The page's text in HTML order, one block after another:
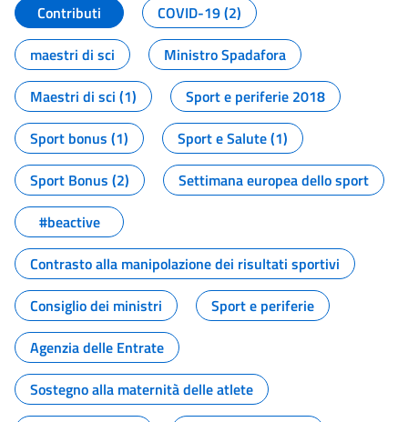
Contributi
COVID-19 (2)
maestri di sci
Ministro Spadafora
Maestri di sci (1)
Sport e periferie 2018
Sport bonus (1)
Sport e Salute (1)
Sport Bonus (2)
Settimana europea dello sport
#beactive
Contrasto alla manipolazione dei risultati sportivi
Consiglio dei ministri
Sport e periferie
Agenzia delle Entrate
Sostegno alla maternità delle atlete